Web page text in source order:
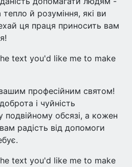
й розуміння, які ви
ця праця приносить вам
text you'd like me to make
професійним святом!
і чуйність
подвійному обсязі, а кожен
радість від допомоги
text you'd like me to make